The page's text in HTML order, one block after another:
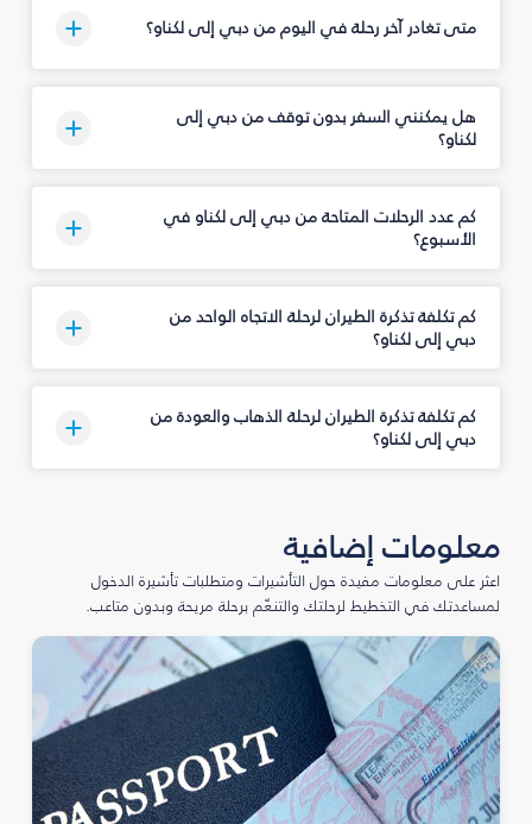
متى تغادر آخر رحلة في اليوم من دبي إلى لكناو؟
هل يمكنني السفر بدون توقف من دبي إلى
لكناو؟
كم عدد الرحلات المتاحة من دبي إلى لكناو في
الأسبوع؟
كم تكلفة تذكرة الطيران لرحلة الاتجاه الواحد من
دبي إلى لكناو؟
كم تكلفة تذكرة الطيران لرحلة الذهاب والعودة من
دبي إلى لكناو؟
معلومات إضافية
اعثر على معلومات مفيدة حول التأشيرات ومتطلبات تأشيرة الدخول
لمساعدتك في التخطيط لرحلتك والتنعّم برحلة مريحة وبدون متاعب.